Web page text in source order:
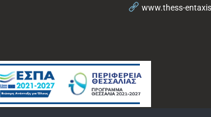
www.thess-